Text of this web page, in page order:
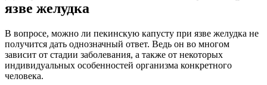
язве желудка
В вопросе, можно ли пекинскую капусту при язве желудка не
получится дать однозначный ответ. Ведь он во многом
зависит от стадии заболевания, а также от некоторых
индивидуальных особенностей организма конкретного
человека.